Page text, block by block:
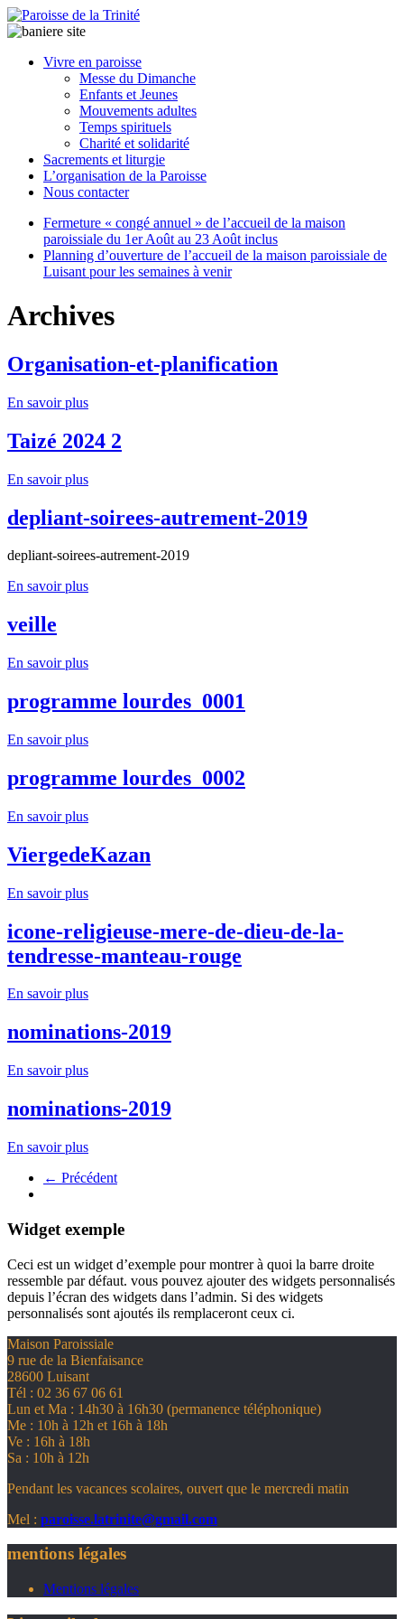
Vivre en paroisse
Messe du Dimanche
Enfants et Jeunes
Mouvements adultes
Temps spirituels
Charité et solidarité
Sacrements et liturgie
L’organisation de la Paroisse
Nous contacter
Fermeture « congé annuel » de l’accueil de la maison
paroissiale du 1er Août au 23 Août inclus
Planning d’ouverture de l’accueil de la maison paroissiale de
Luisant pour les semaines à venir
Archives
Organisation-et-planification
En savoir plus
Taizé 2024 2
En savoir plus
depliant-soirees-autrement-2019
depliant-soirees-autrement-2019
En savoir plus
veille
En savoir plus
programme lourdes_0001
En savoir plus
programme lourdes_0002
En savoir plus
ViergedeKazan
En savoir plus
icone-religieuse-mere-de-dieu-de-la-
tendresse-manteau-rouge
En savoir plus
nominations-2019
En savoir plus
nominations-2019
En savoir plus
← Précédent
Widget exemple
Ceci est un widget d’exemple pour montrer à quoi la barre droite
ressemble par défaut. vous pouvez ajouter des widgets personnalisés
depuis l’écran des widgets dans l’admin. Si des widgets
personnalisés sont ajoutés ils remplaceront ceux ci.
Maison Paroissiale
9 rue de la Bienfaisance
28600 Luisant
Tél : 02 36 67 06 61
Lun et Ma : 14h30 à 16h30 (permanence téléphonique)
Me : 10h à 12h et 16h à 18h
Ve : 16h à 18h
Sa : 10h à 12h
Pendant les vacances scolaires, ouvert que le mercredi matin
Mel : paroisse.latrinite@gmail.com
mentions légales
Mentions légales